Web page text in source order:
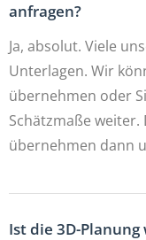
anfragen?
Ja, absolut. Viele
Unterlagen. Wir
übernehmen oder
Schätzmaße weiter.
übernehmen dann
Ist die 3D-